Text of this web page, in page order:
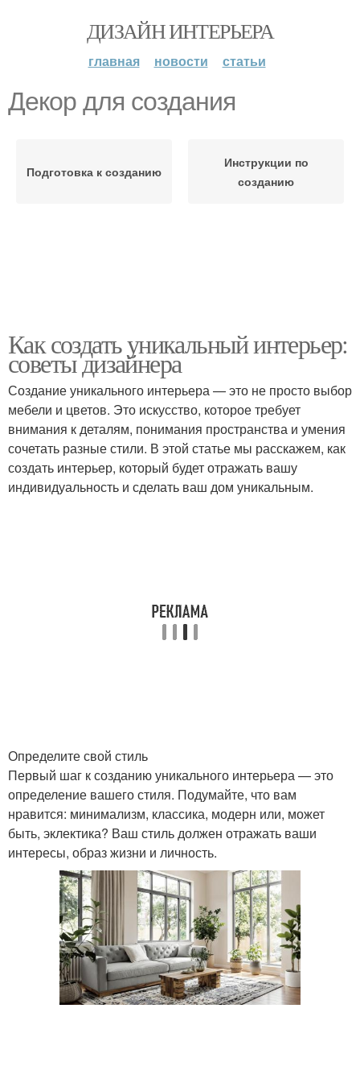
ДИЗАЙН ИНТЕРЬЕРА
главная новости статьи
Декор для создания
Подготовка к созданию
Инструкции по
созданию
Как создать уникальный интерьер:
советы дизайнера
Создание уникального интерьера — это не просто выбор
мебели и цветов. Это искусство, которое требует
внимания к деталям, понимания пространства и умения
сочетать разные стили. В этой статье мы расскажем, как
создать интерьер, который будет отражать вашу
индивидуальность и сделать ваш дом уникальным.
Определите свой стиль
Первый шаг к созданию уникального интерьера — это
определение вашего стиля. Подумайте, что вам
нравится: минимализм, классика, модерн или, может
быть, эклектика? Ваш стиль должен отражать ваши
интересы, образ жизни и личность.